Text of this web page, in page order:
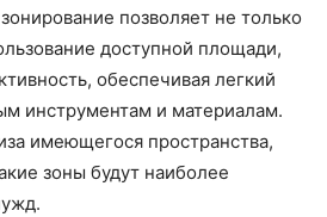
позволяет не только
доступной площади,
обеспечивая легкий
инструментам и материалам.
имеющегося пространства,
зоны будут наиболее